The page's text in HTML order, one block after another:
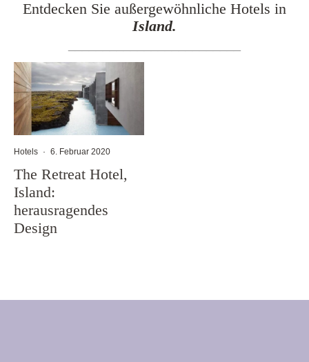
Entdecken Sie außergewöhnliche Hotels in
Island.
Hotels · 6. Februar 2020
The Retreat Hotel,
Island:
herausragendes
Design